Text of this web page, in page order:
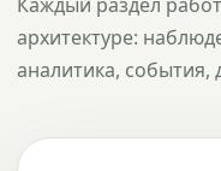
архитектуре:
аналитика, события,